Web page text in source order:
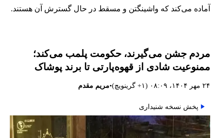
آماده می‌کند که واشینگتن و مسقط در حال گسترش آن هستند.
مردم جشن می‌گیرند، حکومت پلمب می‌کند؛
ممنوعیت شادی از قهوه‌پارتی تا برند پوشاک
۲۴ مهر ۱۴۰۴، ۰۸:۰۹ (‎+۱ گرینویچ) •مریم مقدم
پخش نسخه شنیداری